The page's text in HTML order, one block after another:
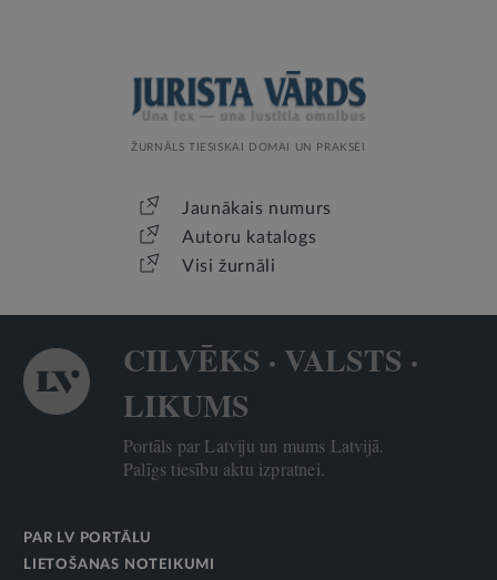
ŽURNĀLS TIESISKAI DOMAI UN PRAKSEI
Jaunākais numurs
Autoru katalogs
Visi žurnāli
CILVĒKS · VALSTS ·
LIKUMS
Portāls par Latviju un mums Latvijā.
Palīgs tiesību aktu izpratnei.
PAR LV PORTĀLU
LIETOŠANAS NOTEIKUMI